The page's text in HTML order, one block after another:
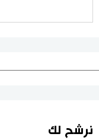
نرشح لك